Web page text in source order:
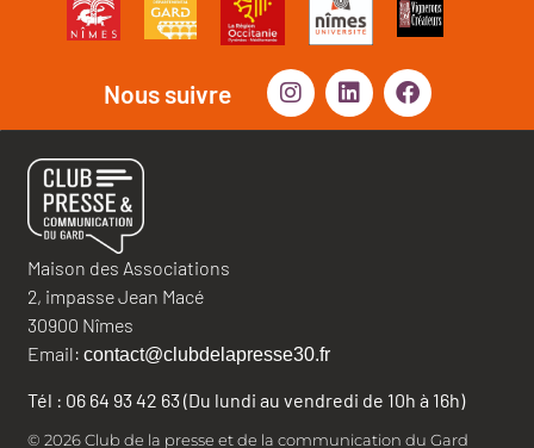
Nous suivre
Maison des Associations
2, impasse Jean Macé
30900 Nîmes
Email: contact@clubdelapresse30.fr
Tél : 06 64 93 42 63 (Du lundi au vendredi de 10h à 16h)
© 2026 Club de la presse et de la communication du Gard